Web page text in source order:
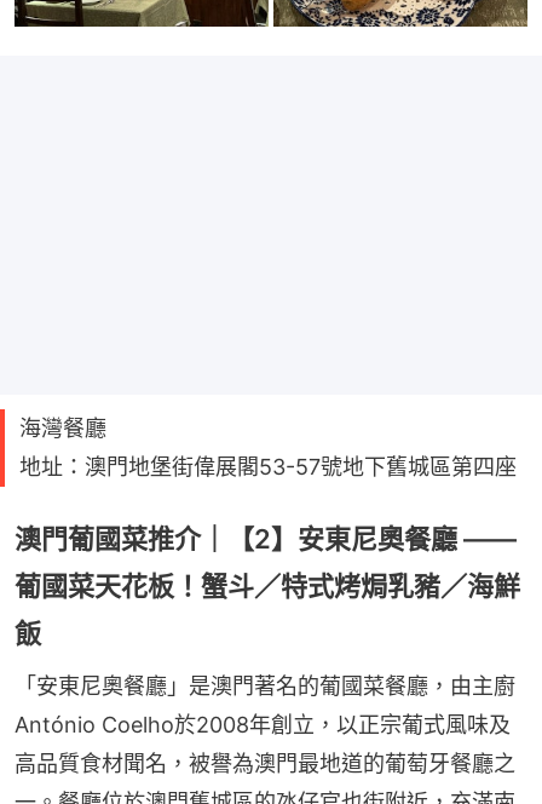
海灣餐廳
地址：澳門地堡街偉展閣53-57號地下舊城區第四座
澳門葡國菜推介｜【2】安東尼奧餐廳 ——
葡國菜天花板！蟹斗／特式烤焗乳豬／海鮮
飯
「安東尼奧餐廳」是澳門著名的葡國菜餐廳，由主廚
António Coelho於2008年創立，以正宗葡式風味及
高品質食材聞名，被譽為澳門最地道的葡萄牙餐廳之